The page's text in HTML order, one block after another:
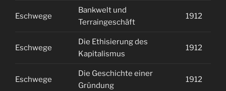
Eschwege
Bankwelt und
Terraingeschäft
1912
Eschwege
Die Ethisierung des
Kapitalismus
1912
Eschwege
Die Geschichte einer
Gründung
1912